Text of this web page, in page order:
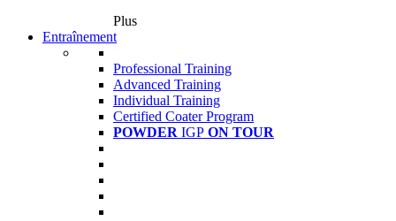
Plus
Entraînement
Professional Training
Advanced Training
Individual Training
Certified Coater Program
POWDER IGP ON TOUR